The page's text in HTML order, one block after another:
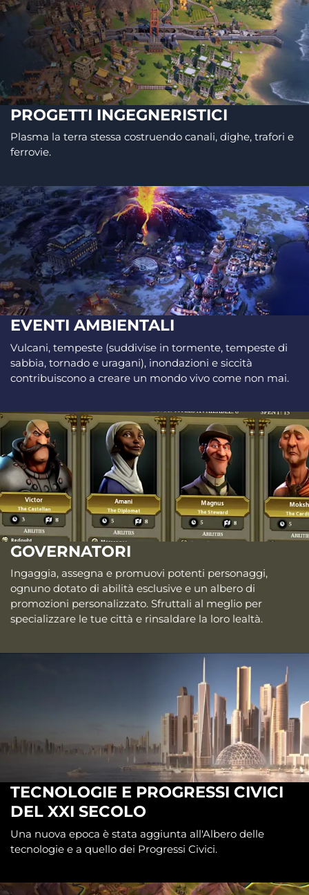
PROGETTI INGEGNERISTICI
Plasma la terra stessa costruendo canali, dighe, trafori e
ferrovie.
EVENTI AMBIENTALI
Vulcani, tempeste (suddivise in tormente, tempeste di
sabbia, tornado e uragani), inondazioni e siccità
contribuiscono a creare un mondo vivo come non mai.
GOVERNATORI
Ingaggia, assegna e promuovi potenti personaggi,
ognuno dotato di abilità esclusive e un albero di
promozioni personalizzato. Sfruttali al meglio per
specializzare le tue città e rinsaldare la loro lealtà.
TECNOLOGIE E PROGRESSI CIVICI
DEL XXI SECOLO
Una nuova epoca è stata aggiunta all'Albero delle
tecnologie e a quello dei Progressi Civici.